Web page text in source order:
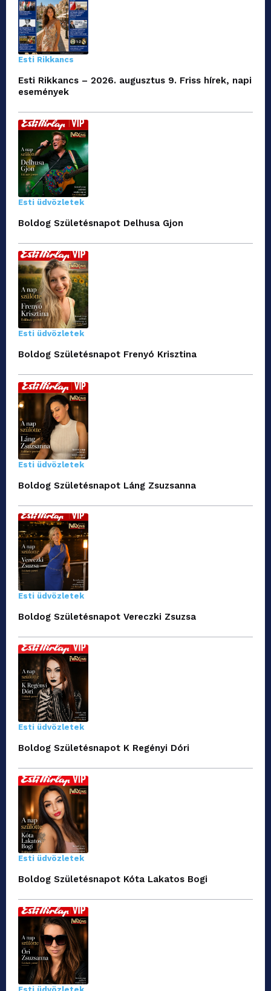
Esti Rikkancs
Esti Rikkancs – 2026. augusztus 9. Friss hírek, napi
események
Esti üdvözletek
Boldog Születésnapot Delhusa Gjon
Esti üdvözletek
Boldog Születésnapot Frenyó Krisztina
Esti üdvözletek
Boldog Születésnapot Láng Zsuzsanna
Esti üdvözletek
Boldog Születésnapot Vereczki Zsuzsa
Esti üdvözletek
Boldog Születésnapot K Regényi Dóri
Esti üdvözletek
Boldog Születésnapot Kóta Lakatos Bogi